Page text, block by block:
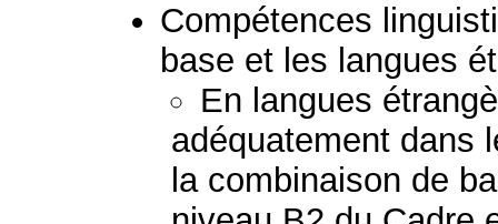
Compétences
base et les langues
En langues
adéquatement dans
la combinaison de